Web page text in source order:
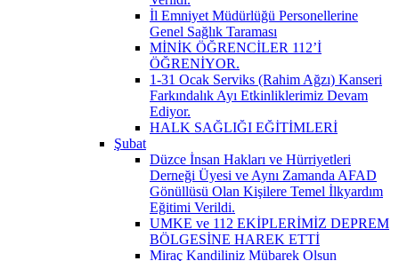
İl Emniyet Müdürlüğü Personellerine
Genel Sağlık Taraması
MİNİK ÖĞRENCİLER 112’İ
ÖĞRENİYOR.
1-31 Ocak Serviks (Rahim Ağzı) Kanseri
Farkındalık Ayı Etkinliklerimiz Devam
Ediyor.
HALK SAĞLIĞI EĞİTİMLERİ
Şubat
Düzce İnsan Hakları ve Hürriyetleri
Derneği Üyesi ve Aynı Zamanda AFAD
Gönüllüsü Olan Kişilere Temel İlkyardım
Eğitimi Verildi.
UMKE ve 112 EKİPLERİMİZ DEPREM
BÖLGESİNE HAREK ETTİ
Miraç Kandiliniz Mübarek Olsun